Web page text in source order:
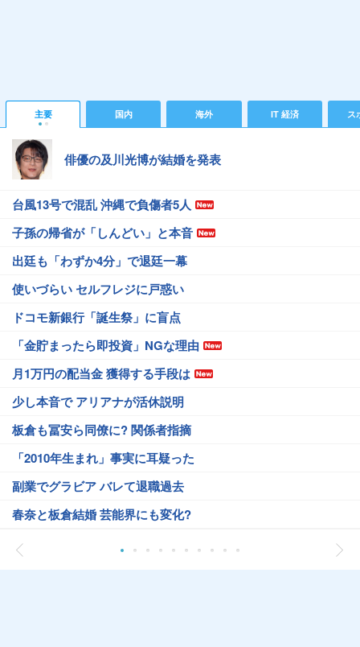
主要 国内 海外 IT 経済 ス
俳優の及川光博が結婚を発表
台風13号で混乱 沖縄で負傷者5人
子孫の帰省が「しんどい」と本音
出廷も「わずか4分」で退廷一幕
使いづらい セルフレジに戸惑い
ドコモ新銀行「誕生祭」に盲点
「金貯まったら即投資」NGな理由
月1万円の配当金 獲得する手段は
少し本音で アリアナが活休説明
板倉も冨安ら同僚に? 関係者指摘
「2010年生まれ」事実に耳疑った
副業でグラビア バレて退職過去
春奈と板倉結婚 芸能界にも変化?